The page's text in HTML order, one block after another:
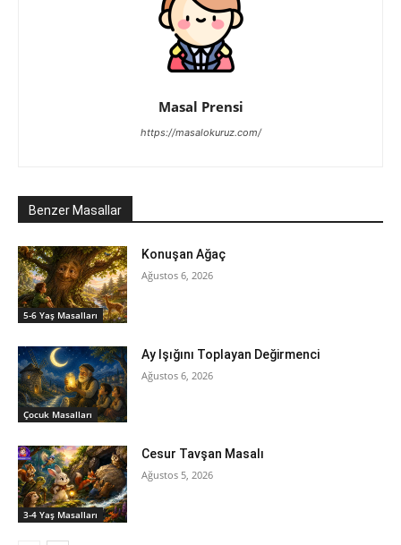
Masal Prensi
https://masalokuruz.com/
Benzer Masallar
5-6 Yaş Masalları
Konuşan Ağaç
Ağustos 6, 2026
‍Çocuk Masalları
Ay Işığını Toplayan Değirmenci
Ağustos 6, 2026
3-4 Yaş Masalları
Cesur Tavşan Masalı
Ağustos 5, 2026